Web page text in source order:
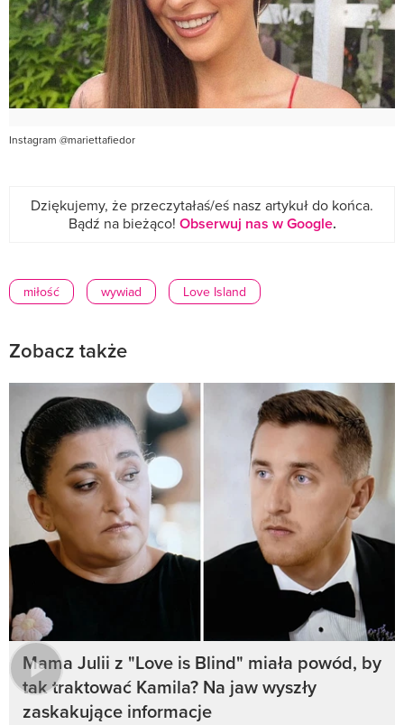
Instagram @mariettafiedor
Dziękujemy, że przeczytałaś/eś nasz artykuł do końca.
Bądź na bieżąco! Obserwuj nas w Google.
miłość wywiad Love Island
Zobacz także
Mama Julii z "Love is Blind" miała powód, by
tak traktować Kamila? Na jaw wyszły
zaskakujące informacje